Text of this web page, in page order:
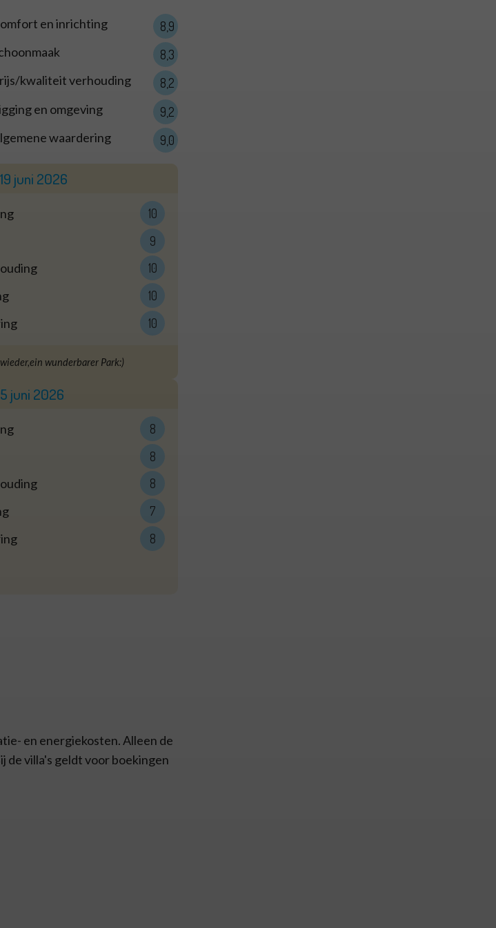
en inrichting
8,9
8,3
kwaliteit verhouding
8,2
en omgeving
9,2
waardering
9,0
19 juni 2026
10
9
10
10
10
wunderbarer Park:)
5 juni 2026
8
8
8
7
8
en energiekosten. Alleen de
de villa's geldt voor boekingen